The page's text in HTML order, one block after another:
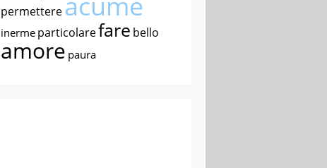
permettere
inerme particolarefare bello
amore paura